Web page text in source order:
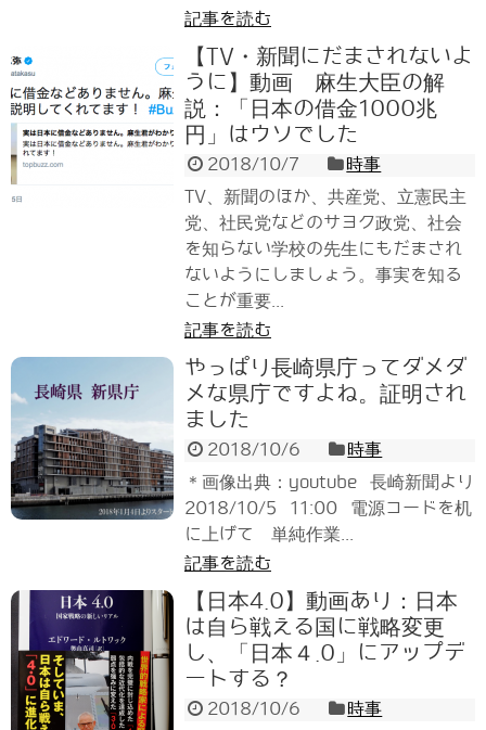
記事を読む
【TV・新聞にだまされないよ
うに】動画 麻生大臣の解
説：「日本の借金1000兆
円」はウソでした
2018/10/7
時事
TV、新聞のほか、共産党、立憲民主
党、社民党などのサヨク政党、社会
を知らない学校の先生にもだまされ
ないようにしましょう。事実を知る
ことが重要...
記事を読む
やっぱり長崎県庁ってダメダ
メな県庁ですよね。証明され
ました
2018/10/6
時事
＊画像出典：youtube 長崎新聞より
2018/10/5 11:00 電源コードを机
に上げて 単純作業...
記事を読む
【日本4.0】動画あり：日本
は自ら戦える国に戦略変更
し、「日本４.0」にアップデ
ートする？
2018/10/6
時事